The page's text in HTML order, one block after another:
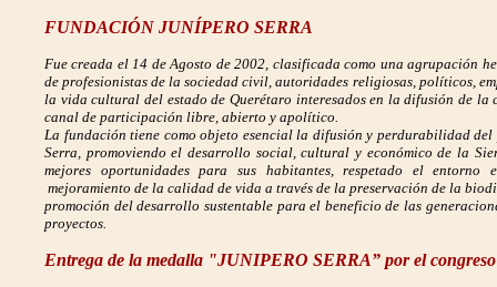
FUNDACIÓN JUNÍPERO SERRA
Fue creada el 14 de Agosto de 2002, clasificada como una agrupación
de profesionistas de la sociedad civil, autoridades religiosas, políticos,
la vida cultural del estado de Querétaro interesados en la difusión de
canal de participación libre, abierto y apolítico.
La fundación tiene como objeto esencial la difusión y perdurabilidad
Serra, promoviendo el desarrollo social, cultural y económico de la
mejores oportunidades para sus habitantes, respetado el
mejoramiento de la calidad de vida a través de la preservación de la
promoción del desarrollo sustentable para el beneficio de las
proyectos.
Entrega de la medalla "JUNIPERO SERRA” por el